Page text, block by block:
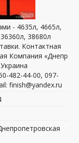
- 4635л, 4665л,
38680л
Контактная
Компания «Днепр
482-44-00, 097-
finish@yandex.ru